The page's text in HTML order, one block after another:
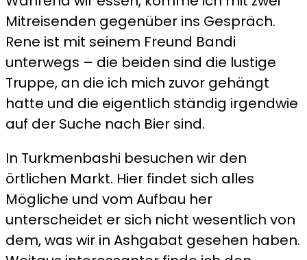
Mitreisenden gegenüber ins Gespräch.
Rene ist mit seinem Freund Bandi
unterwegs – die beiden sind die lustige
Truppe, an die ich mich zuvor gehängt
hatte und die eigentlich ständig irgendwie
auf der Suche nach Bier sind.
In Turkmenbashi besuchen wir den
örtlichen Markt. Hier findet sich alles
Mögliche und vom Aufbau her
unterscheidet er sich nicht wesentlich von
dem, was wir in Ashgabat gesehen haben.